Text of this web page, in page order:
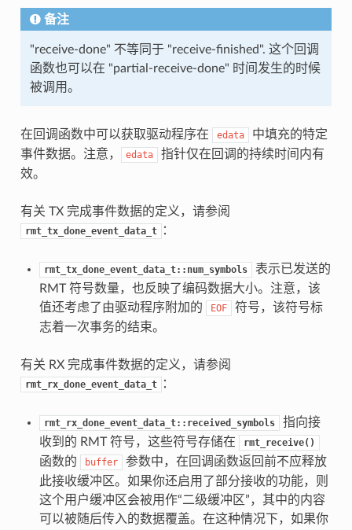
备注
"receive-done" 不等同于 "receive-finished". 这个回调
函数也可以在 "partial-receive-done" 时间发生的时候
被调用。
在回调函数中可以获取驱动程序在 edata
中填充的特定
事件数据。注意，
edata
指针仅在回调的持续时间内有
效。
有关 TX 完成事件数据的定义，请参阅
rmt_tx_done_event_data_t ：
rmt_tx_done_event_data_t::num_symbols
表示已发送的
RMT 符号数量，也反映了编码数据大小。注意，该
值还考虑了由驱动程序附加的
EOF
符号，该符号标
志着一次事务的结束。
有关 RX 完成事件数据的定义，请参阅
rmt_rx_done_event_data_t ：
rmt_rx_done_event_data_t::received_symbols
指向接
收到的 RMT 符号，这些符号存储在
rmt_receive()
函数的 buffer
参数中，在回调函数返回前不应释放
此接收缓冲区。如果你还启用了部分接收的功能，则
这个用户缓冲区会被用作“二级缓冲区”，其中的内容
可以被随后传入的数据覆盖。在这种情况下，如果你